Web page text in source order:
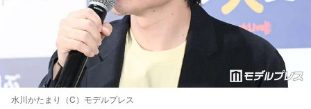
水川かたまり（C）モデルプレス